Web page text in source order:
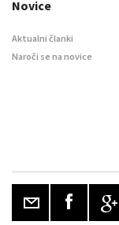
Novice
Aktualni članki
Naroči se na novice